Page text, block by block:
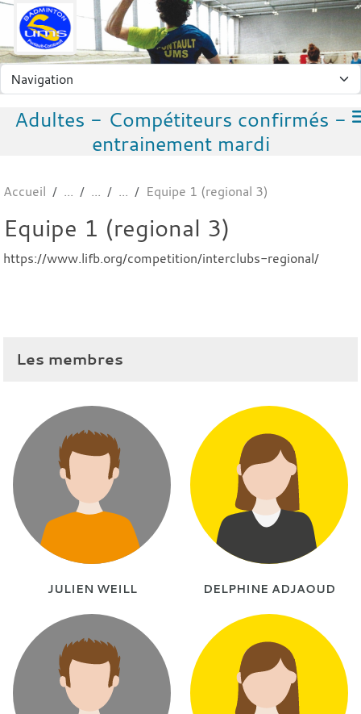
Adultes - Compétiteurs confirmés -
entrainement mardi
Accueil Equipe 1 (regional 3)
Equipe 1 (regional 3)
https://www.lifb.org/competition/interclubs-regional/
Les membres
JULIEN WEILL DELPHINE ADJAOUD
Panneau de gestion des cookies